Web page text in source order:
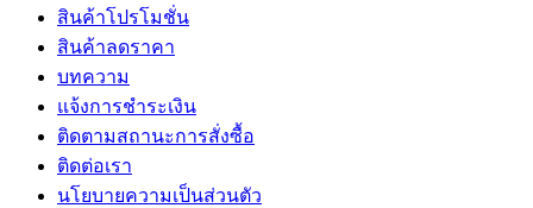
สินค้าโปรโมชั่น
สินค้าลดราคา
บทความ
แจ้งการชำระเงิน
ติดตามสถานะการสั่งซื้อ
ติดต่อเรา
นโยบายความเป็นส่วนตัว